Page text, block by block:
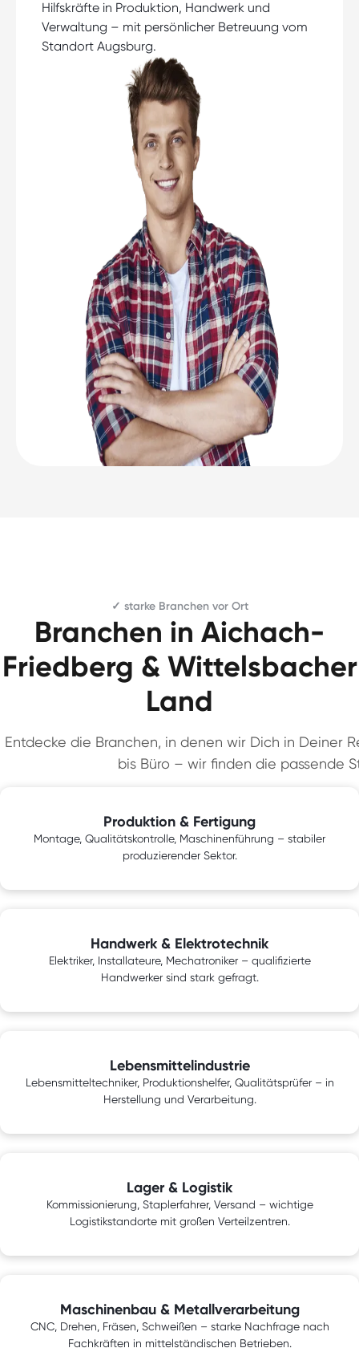
Hilfskräfte in Produktion, Handwerk und
Verwaltung – mit persönlicher Betreuung vom
Standort Augsburg.
✓ starke Branchen vor Ort
Branchen in Aichach-
Friedberg & Wittelsbacher
Land
Entdecke die Branchen, in denen wir Dich in Deiner
bis Büro – wir finden die passende
Produktion & Fertigung
Montage, Qualitätskontrolle, Maschinenführung – stabiler
produzierender Sektor.
Handwerk & Elektrotechnik
Elektriker, Installateure, Mechatroniker – qualifizierte
Handwerker sind stark gefragt.
Lebensmittelindustrie
Lebensmitteltechniker, Produktionshelfer, Qualitätsprüfer – in
Herstellung und Verarbeitung.
Lager & Logistik
Kommissionierung, Staplerfahrer, Versand – wichtige
Logistikstandorte mit großen Verteilzentren.
Maschinenbau & Metallverarbeitung
CNC, Drehen, Fräsen, Schweißen – starke Nachfrage nach
Fachkräften in mittelständischen Betrieben.